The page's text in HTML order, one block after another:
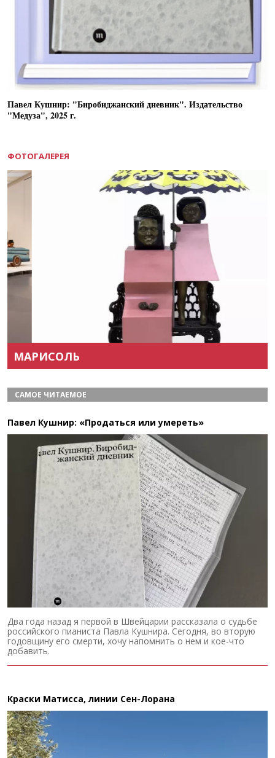
Павел Кушнир: "Биробиджанский дневник". Издательство
"Медуза", 2025 г.
ФОТОГАЛЕРЕЯ
МАРИСОЛЬ
САМОЕ ЧИТАЕМОЕ
Павел Кушнир: «Продаться или умереть»
Два года назад я первой в Швейцарии рассказала о судьбе
российского пианиста Павла Кушнира. Сегодня, во вторую
годовщину его смерти, хочу напомнить о нем и кое-что
добавить.
Краски Матисса, линии Сен-Лорана